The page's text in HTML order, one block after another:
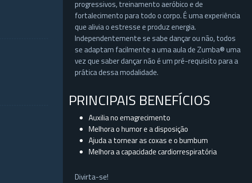
progressivos, treinamento aeróbico e de
fortalecimento para todo o corpo. É uma experiência
que alivia o estresse e produz energia.
Independentemente se sabe dançar ou não, todos
se adaptam facilmente a uma aula de Zumba® uma
vez que saber dançar não é um pré-requisito para a
prática dessa modalidade.
PRINCIPAIS BENEFÍCIOS
Auxilia no emagrecimento
Melhora o humor e a disposição
Ajuda a tornear as coxas e o bumbum
Melhora a capacidade cardiorrespiratória
Divirta-se!